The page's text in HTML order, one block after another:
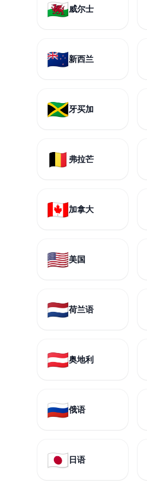
🏴󠁧󠁢󠁷󠁬󠁳󠁿威尔士
🇳🇿新西兰
🇯🇲牙买加
🇧🇪 弗拉芒
🇨🇦加拿大
🇺🇸美国
🇳🇱荷兰语
🇦🇹奥地利
🇷🇺俄语
🇯🇵日语